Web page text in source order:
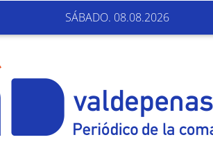
SÁBADO. 08.08.2026